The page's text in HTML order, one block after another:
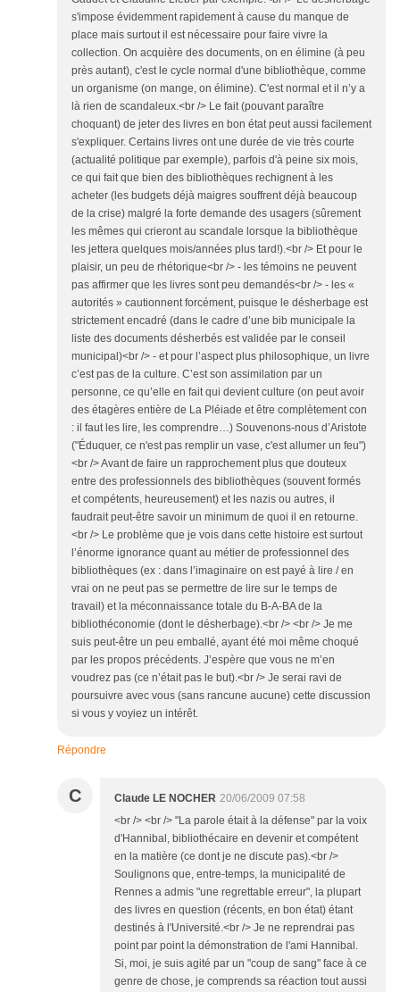
s'impose évidemment rapidement à cause du manque de
place mais surtout il est nécessaire pour faire vivre la
collection. On acquière des documents, on en élimine (à peu
près autant), c'est le cycle normal d'une bibliothèque, comme
un organisme (on mange, on élimine). C'est normal et il n’y a
là rien de scandaleux.<br /> Le fait (pouvant paraître
choquant) de jeter des livres en bon état peut aussi facilement
s'expliquer. Certains livres ont une durée de vie très courte
(actualité politique par exemple), parfois d'à peine six mois,
ce qui fait que bien des bibliothèques rechignent à les
acheter (les budgets déjà maigres souffrent déjà beaucoup
de la crise) malgré la forte demande des usagers (sûrement
les mêmes qui crieront au scandale lorsque la bibliothèque
les jettera quelques mois/années plus tard!).<br /> Et pour le
plaisir, un peu de rhétorique<br /> - les témoins ne peuvent
pas affirmer que les livres sont peu demandés<br /> - les «
autorités » cautionnent forcément, puisque le désherbage est
strictement encadré (dans le cadre d’une bib municipale la
liste des documents désherbés est validée par le conseil
municipal)<br /> - et pour l’aspect plus philosophique, un livre
c’est pas de la culture. C’est son assimilation par un
personne, ce qu’elle en fait qui devient culture (on peut avoir
des étagères entière de La Pléiade et être complètement con
: il faut les lire, les comprendre…) Souvenons-nous d’Aristote
("Éduquer, ce n'est pas remplir un vase, c'est allumer un feu")
<br /> Avant de faire un rapprochement plus que douteux
entre des professionnels des bibliothèques (souvent formés
et compétents, heureusement) et les nazis ou autres, il
faudrait peut-être savoir un minimum de quoi il en retourne.
<br /> Le problème que je vois dans cette histoire est surtout
l’énorme ignorance quant au métier de professionnel des
bibliothèques (ex : dans l’imaginaire on est payé à lire / en
vrai on ne peut pas se permettre de lire sur le temps de
travail) et la méconnaissance totale du B-A-BA de la
bibliothéconomie (dont le désherbage).<br /> <br /> Je me
suis peut-être un peu emballé, ayant été moi même choqué
par les propos précédents. J’espère que vous ne m’en
voudrez pas (ce n’était pas le but).<br /> Je serai ravi de
poursuivre avec vous (sans rancune aucune) cette discussion
si vous y voyiez un intérêt.
Répondre
C Claude LE NOCHER 20/06/2009 07:58
<br /> <br /> "La parole était à la défense" par la voix
d'Hannibal, bibliothécaire en devenir et compétent
en la matière (ce dont je ne discute pas).<br />
Soulignons que, entre-temps, la municipalité de
Rennes a admis "une regrettable erreur", la plupart
des livres en question (récents, en bon état) étant
destinés à l'Université.<br /> Je ne reprendrai pas
point par point la démonstration de l'ami Hannibal.
Si, moi, je suis agité par un "coup de sang" face à ce
genre de chose, je comprends sa réaction tout aussi